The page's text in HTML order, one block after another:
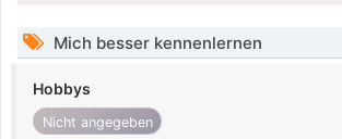
Mich besser kennenlernen
Hobbys
Nicht angegeben